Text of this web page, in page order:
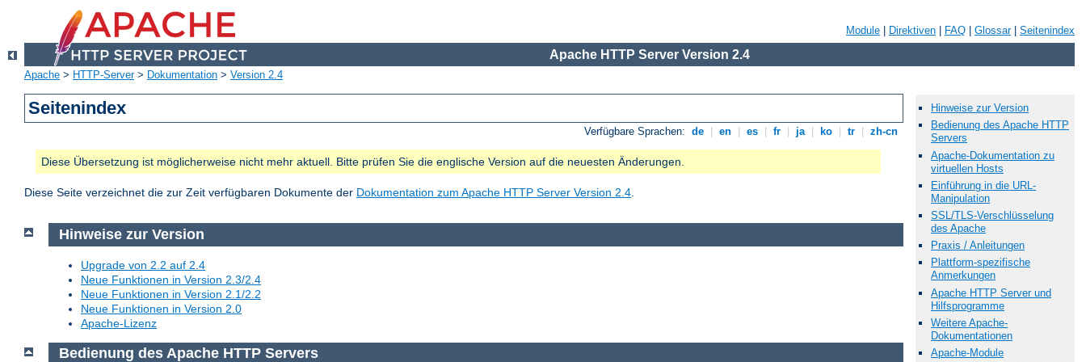
Module Direktiven FAQ Glossar| Seitenindex
Apache HTTP Server Version 2.4
Apache > HTTP-Server> Dokumentation > Version 2.4
Seitenindex
Verfügbare Sprachen: de en es fr ja ko tr zh-cn
Diese Übersetzung ist möglicherweise nicht mehr aktuell. Bitte prüfen Sie die englische Version auf die neuesten Änderungen.
Diese Seite verzeichnet die zur Zeit verfügbaren Dokumente der Dokumentation zum Apache HTTP Server Version 2.4.
Hinweise zur Version
Bedienung des Apache HTTP
Servers
Apache-Dokumentation zu
virtuellen Hosts
Einführung in die URL-
Manipulation
SSL/TLS-Verschlüsselung
des Apache
Praxis / Anleitungen
Plattform-spezifische
Anmerkungen
Apache HTTP Server und
Hilfsprogramme
Weitere Apache-
Dokumentationen
Apache-Module
Hinweise zur Version
Upgrade von 2.2 auf 2.4
Neue Funktionen in Version 2.3/2.4
Neue Funktionen in Version 2.1/2.2
Neue Funktionen in Version 2.0
Apache-Lizenz
Bedienung des Apache HTTP Servers